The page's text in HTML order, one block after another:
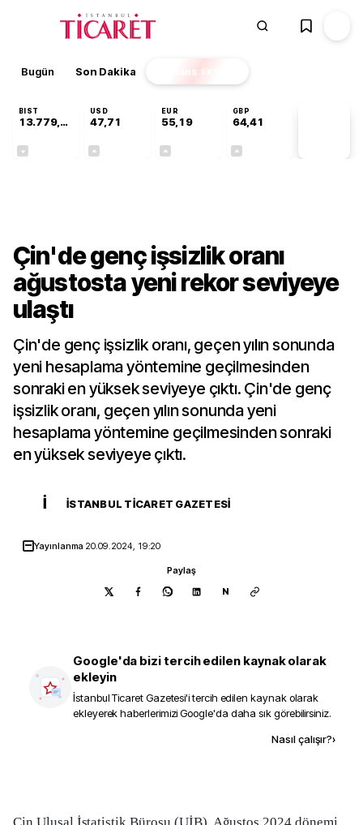
Bugün Son Dakika Finans EKSTRA
BIST
13.779,39
USD
47,71
EUR
55,19
GBP
64,41
Çin'de genç işsizlik oranı
ağustosta yeni rekor seviyeye
ulaştı
Çin'de genç işsizlik oranı, geçen yılın sonunda
yeni hesaplama yöntemine geçilmesinden
sonraki en yüksek seviyeye çıktı. Çin'de genç
işsizlik oranı, geçen yılın sonunda yeni
hesaplama yöntemine geçilmesinden sonraki
en yüksek seviyeye çıktı.
İ İSTANBUL TICARET GAZETESI
Yayınlanma 20.09.2024, 19:20
Paylaş
N
Google'da bizi tercih edilen kaynak olarak
ekleyin
İstanbul Ticaret Gazetesi'i tercih edilen kaynak olarak
ekleyerek haberlerimizi Google'da daha sık görebilirsiniz.
Nasıl çalışır?›